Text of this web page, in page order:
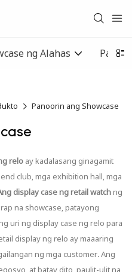
ng Alahas
Panoorin ang Showcase
relo ay kadalasang ginagamit
club, mga exhibition hall, mga
display case ng retail watchng
na showcase, patayong
uri ng display case ng relo para
display ng relo ay maaaring
ng mga customer. Ang
at batay dito, paulit-ulit na